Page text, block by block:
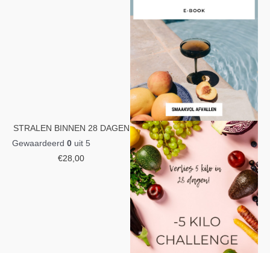
STRALEN BINNEN 28 DAGEN
Gewaardeerd 0 uit 5
€28,00